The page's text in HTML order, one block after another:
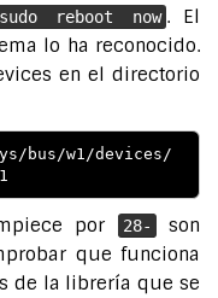
sudo reboot now . El
lo ha reconocido.
en el directorio
bus/w1/devices/
por 28-
son
que funciona
de la librería que se